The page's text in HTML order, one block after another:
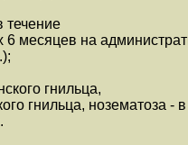
течение
6 месяцев на
гнильца,
гнильца, нозематоза -